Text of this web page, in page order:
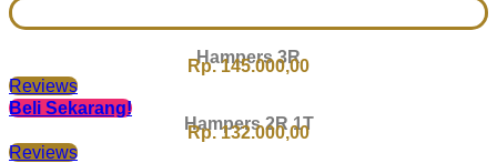
Hampers 3R
Rp. 145.000,00
Beli Sekarang!
Reviews
Hampers 2R 1T
Rp. 132.000,00
Reviews